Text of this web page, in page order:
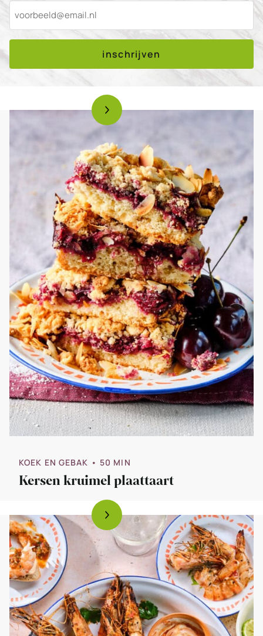
inschrijven
KOEK EN GEBAK • 50 MIN
Kersen kruimel plaattaart